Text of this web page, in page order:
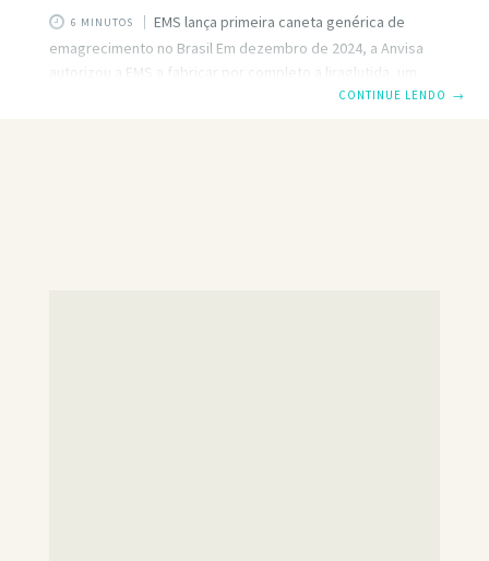
6 MINUTOS
EMS lança primeira caneta genérica de
emagrecimento no Brasil Em dezembro de 2024, a Anvisa
autorizou a EMS a fabricar por completo a liraglutida, um
análogo de GLP‑1 utilizado nos tratamentos da diabetes
CONTINUE LENDO →